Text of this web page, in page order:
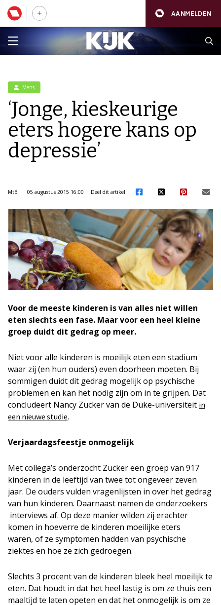
AANMELDEN
Mens
‘Jonge, kieskeurige
eters hogere kans op
depressie’
MtB 05 augustus 2015 16:00 Deel dit artikel:
Voor de meeste kinderen is van alles niet willen
eten slechts een fase. Maar voor een heel kleine
groep duidt dit gedrag op meer.
Niet voor alle kinderen is moeilijk eten een stadium
waar zij (en hun ouders) even doorheen moeten. Bij
sommigen duidt dit gedrag mogelijk op psychische
problemen en kan het nodig zijn om in te grijpen. Dat
concludeert Nancy Zucker van de Duke-universiteit in
een nieuwe studie.
Verjaardagsfeestje onmogelijk
Met collega’s onderzocht Zucker een groep van 917
kinderen in de leeftijd van twee tot ongeveer zeven
jaar. De ouders vulden vragenlijsten in over het gedrag
van hun kinderen. Daarnaast namen de onderzoekers
interviews af. Op deze manier wilden zij erachter
komen in hoeverre de kinderen moeilijke eters
waren, of ze symptomen hadden van psychische
ziektes en hoe ze zich gedroegen.
Slechts 3 procent van de kinderen bleek heel moeilijk te
eten. Dat houdt in dat het heel lastig is om ze thuis een
maaltijd te laten opeten en dat het onmogelijk is om ze